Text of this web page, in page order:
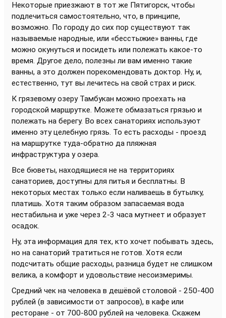
Некоторые приезжают в тот же Пятигорск, чтобы
подлечиться самостоятельно, что, в принципе,
возможно. По городу до сих пор существуют так
называемые народные, или «бесстыжие» ванны, где
можно окунуться и посидеть или полежать какое-то
время. Другое дело, полезны ли вам именно такие
ванны, а это должен порекомендовать доктор. Ну, и,
естественно, тут вы лечитесь на свой страх и риск.
К грязевому озеру Тамбукан можно проехать на
городской маршрутке. Можете обмазаться грязью и
полежать на берегу. Во всех санаториях используют
именно эту целебную грязь. То есть расходы - проезд
на маршрутке туда-обратно да пляжная
инфраструктура у озера.
Все бюветы, находящиеся не на территориях
санаториев, доступны для питья и бесплатны. В
некоторых местах только если наливаешь в бутылку,
платишь. Хотя таким образом запасаемая вода
нестабильна и уже через 2-3 часа мутнеет и образует
осадок.
Ну, эта информация для тех, кто хочет побывать здесь,
но на санаторий тратиться не готов. Хотя если
подсчитать общие расходы, разница будет не слишком
велика, а комфорт и удовольствие несоизмеримы.
Средний чек на человека в дешёвой столовой - 250-400
рублей (в зависимости от запросов), в кафе или
ресторане - от 700-800 рублей на человека. Скажем